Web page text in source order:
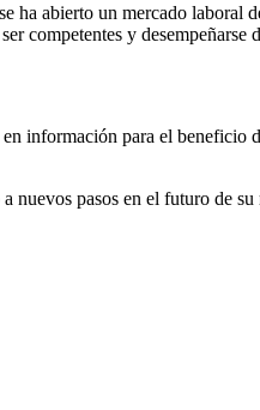
ha abierto un mercado laboral
competentes y desempeñarse
información para el beneficio
nuevos pasos en el futuro de